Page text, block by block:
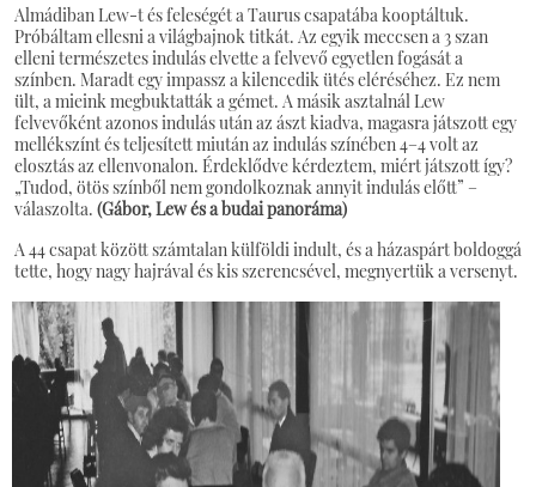
Almádiban Lew-t és feleségét a Taurus csapatába kooptáltuk.
Próbáltam ellesni a világbajnok titkát. Az egyik meccsen a 3 szan
elleni természetes indulás elvette a felvevő egyetlen fogását a
színben. Maradt egy impassz a kilencedik ütés eléréséhez. Ez nem
ült, a mieink megbuktatták a gémet. A másik asztalnál Lew
felvevőként azonos indulás után az ászt kiadva, magasra játszott egy
mellékszínt és teljesített miután az indulás színében 4–4 volt az
elosztás az ellenvonalon. Érdeklődve kérdeztem, miért játszott így?
„Tudod, ötös színből nem gondolkoznak annyit indulás előtt” –
válaszolta. (Gábor, Lew és a budai panoráma)
A 44 csapat között számtalan külföldi indult, és a házaspárt boldoggá
tette, hogy nagy hajrával és kis szerencsével, megnyertük a versenyt.